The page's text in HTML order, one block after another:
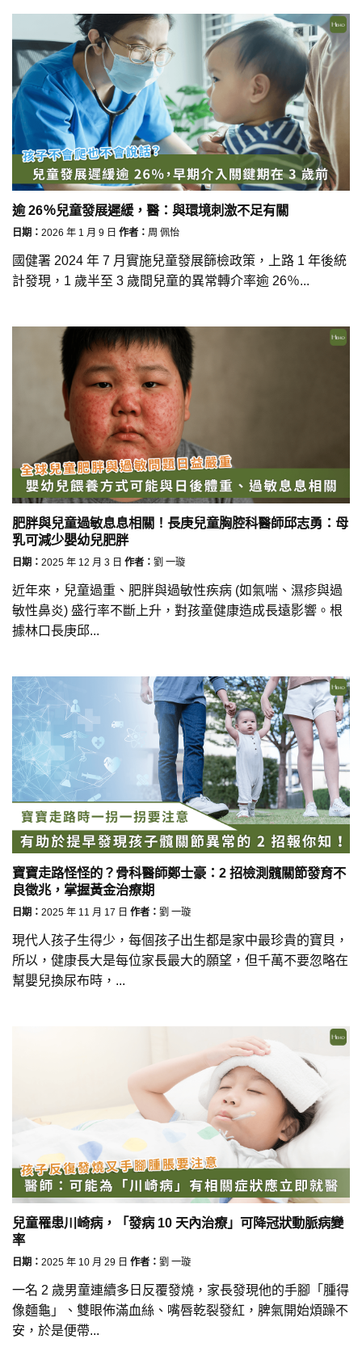
逾 26％兒童發展遲緩，醫：與環境刺激不足有關
日期： 2026 年 1 月 9 日 作者： 周 佩怡
國健署 2024 年 7 月實施兒童發展篩檢政策，上路 1 年後統
計發現，1 歲半至 3 歲間兒童的異常轉介率逾 26％...
肥胖與兒童過敏息息相關！長庚兒童胸腔科醫師邱志勇：母
乳可減少嬰幼兒肥胖
日期： 2025 年 12 月 3 日 作者： 劉 一璇
近年來，兒童過重、肥胖與過敏性疾病 (如氣喘、濕疹與過
敏性鼻炎) 盛行率不斷上升，對孩童健康造成長遠影響。根
據林口長庚邱...
寶寶走路怪怪的？骨科醫師鄭士豪：2 招檢測髖關節發育不
良徵兆，掌握黃金治療期
日期： 2025 年 11 月 17 日 作者： 劉 一璇
現代人孩子生得少，每個孩子出生都是家中最珍貴的寶貝，
所以，健康長大是每位家長最大的願望，但千萬不要忽略在
幫嬰兒換尿布時，...
兒童罹患川崎病，「發病 10 天內治療」可降冠狀動脈病變
率
日期： 2025 年 10 月 29 日 作者： 劉 一璇
一名 2 歲男童連續多日反覆發燒，家長發現他的手腳「腫得
像麵龜」、雙眼佈滿血絲、嘴唇乾裂發紅，脾氣開始煩躁不
安，於是便帶...